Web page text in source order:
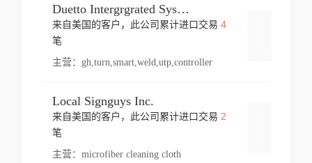
Duetto Intergrgrated Systems Inc.
来自美国的客户，此公司累计进口交易 4
笔
主营： gh,turn,smart,weld,utp,controller
Local Signguys Inc.
来自美国的客户，此公司累计进口交易 2
笔
主营： microfiber cleaning cloth